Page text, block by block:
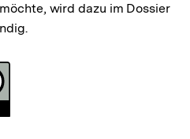
wird dazu im Dossier